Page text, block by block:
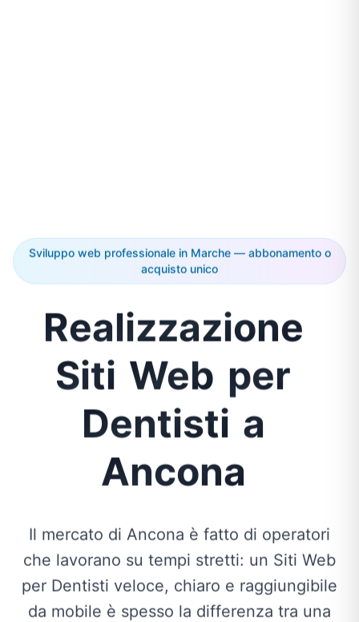
Sviluppo web professionale in Marche — abbonamento o
acquisto unico
Realizzazione
Siti Web per
Dentisti a
Ancona
Il mercato di Ancona è fatto di operatori
che lavorano su tempi stretti: un Siti Web
per Dentisti veloce, chiaro e raggiungibile
da mobile è spesso la differenza tra una